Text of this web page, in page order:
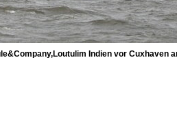
Indien vor Cuxhaven